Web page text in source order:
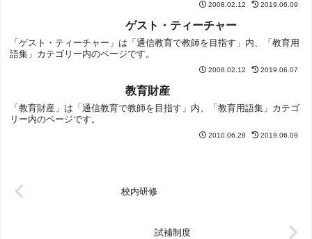
2008.02.12 2019.06.09
ゲスト・ティーチャー
「ゲスト・ティーチャー」は「通信教育で教師を目指す」内、「教育用
語集」カテゴリー内のページです。
2008.02.12 2019.06.07
教育財産
「教育財産」は「通信教育で教師を目指す」内、「教育用語集」カテゴ
リー内のページです。
2010.06.28 2019.06.09
校内研修
試補制度